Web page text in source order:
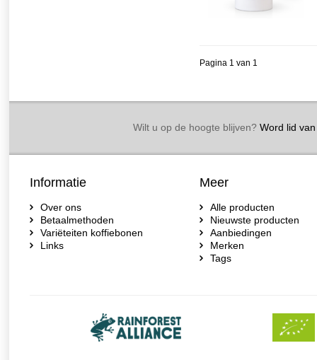
Pagina 1 van 1
Wilt u op de hoogte blijven?Word lid van
Informatie
Over ons
Betaalmethoden
Variëteiten koffiebonen
Links
Meer
Alle producten
Nieuwste producten
Aanbiedingen
Merken
Tags